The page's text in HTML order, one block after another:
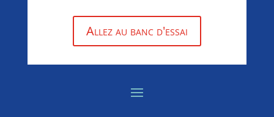
Allez au banc d'essai